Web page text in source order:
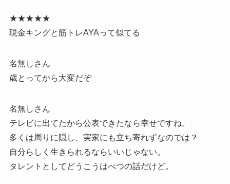
★★★★★
現金キングと筋トレAYAって似てる
名無しさん
歳とってから大変だぞ
名無しさん
テレビに出てたから公表できたなら幸せですね。
多くは周りに隠し、実家にも立ち寄れずなのでは？
自分らしく生きられるならいいじゃない。
タレントとしてどうこうはべつの話だけど。